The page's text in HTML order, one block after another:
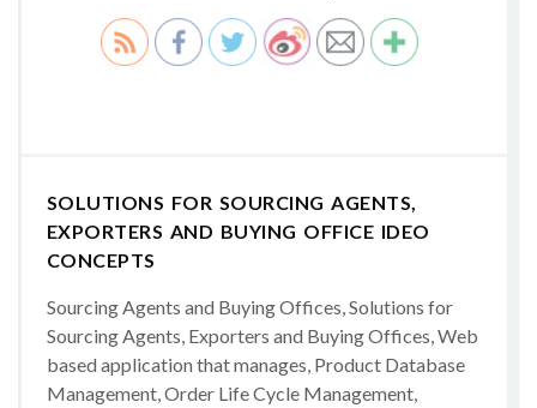
SOLUTIONS FOR SOURCING AGENTS,
EXPORTERS AND BUYING OFFICE IDEO
CONCEPTS
Sourcing Agents and Buying Offices, Solutions for
Sourcing Agents, Exporters and Buying Offices, Web
based application that manages, Product Database
Management, Order Life Cycle Management,